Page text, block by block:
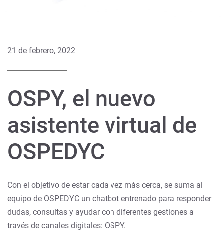
21 de febrero, 2022
OSPY, el nuevo
asistente virtual de
OSPEDYC
Con el objetivo de estar cada vez más cerca, se suma al
equipo de OSPEDYC un chatbot entrenado para responder
dudas, consultas y ayudar con diferentes gestiones a
través de canales digitales: OSPY.